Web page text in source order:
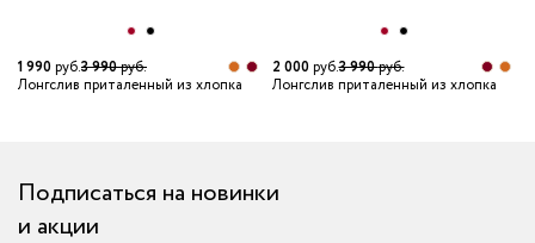
1 990руб.3 990руб.
Лонгслив приталенный из хлопка
2 000руб.3 990руб.
Лонгслив приталенный из хлопка
Подписаться на новинки
и акции